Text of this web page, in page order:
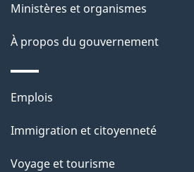
d
e
l
a
a
g
site
Ministères et organismes
À propos du gouvernement
Thèmes
sujets
Emplois
Immigration et citoyenneté
Voyage et tourisme